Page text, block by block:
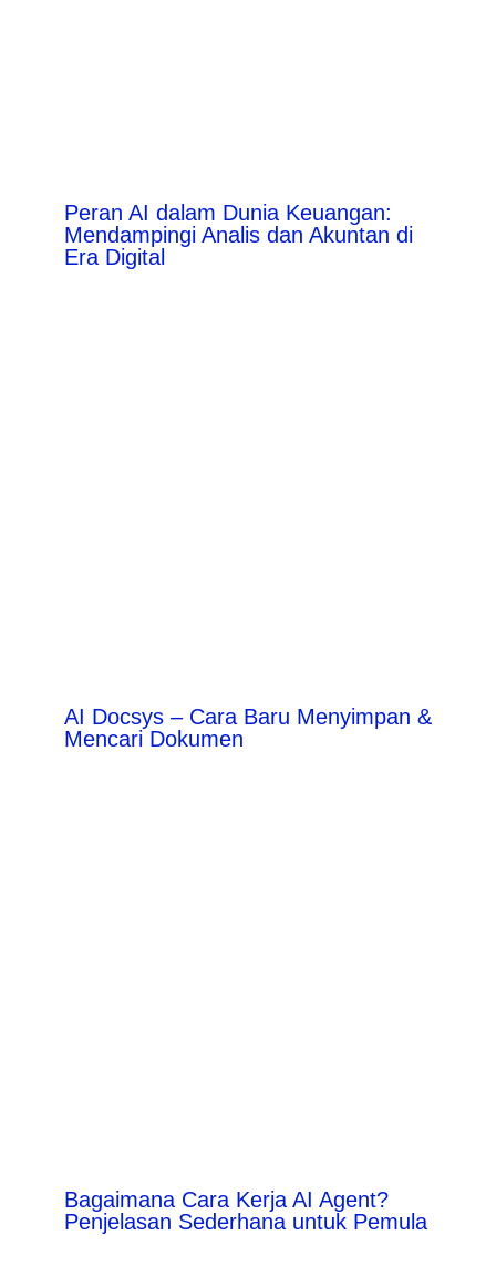
Peran AI dalam Dunia Keuangan:
Mendampingi Analis dan Akuntan di
Era Digital
AI Docsys – Cara Baru Menyimpan &
Mencari Dokumen
Bagaimana Cara Kerja AI Agent?
Penjelasan Sederhana untuk Pemula